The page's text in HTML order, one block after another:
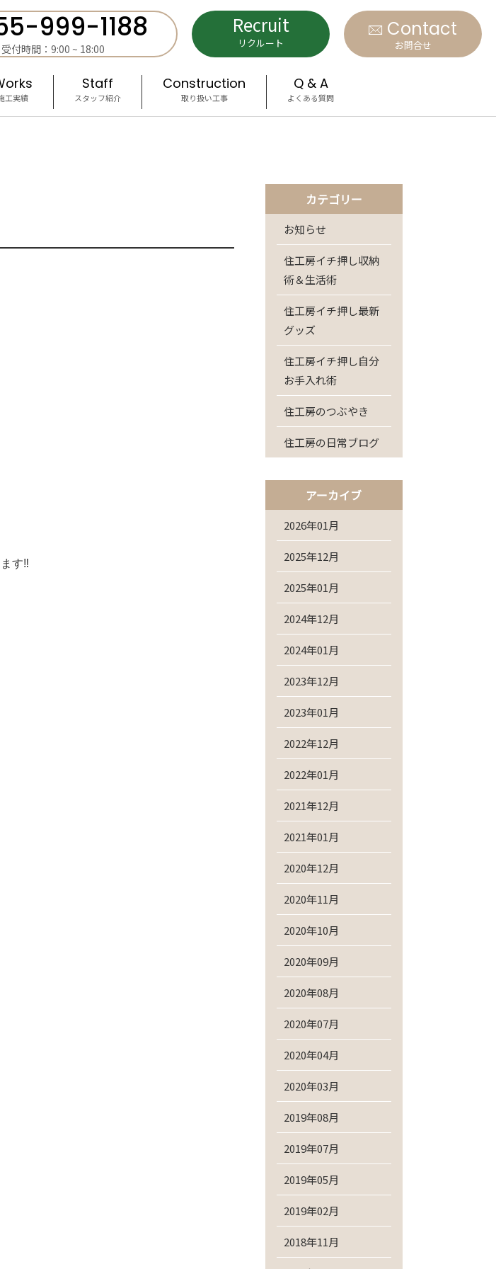
999-1188
受付時間：9:00 ~ 18:00
Recruit
リクルート
Contact
お問合せ
工実績
Staff
スタッフ紹介
Construction
取り扱い工事
Q & A
よくある質問
す‼
カテゴリー
お知らせ
住工房イチ押し収納
術＆生活術
住工房イチ押し最新
グッズ
住工房イチ押し自分
お手入れ術
住工房のつぶやき
住工房の日常ブログ
アーカイブ
2026年01月
2025年12月
2025年01月
2024年12月
2024年01月
2023年12月
2023年01月
2022年12月
2022年01月
2021年12月
2021年01月
2020年12月
2020年11月
2020年10月
2020年09月
2020年08月
2020年07月
2020年04月
2020年03月
2019年08月
2019年07月
2019年05月
2019年02月
2018年11月